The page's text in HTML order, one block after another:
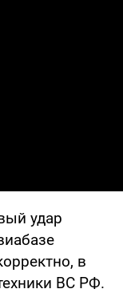
удар
в
ВС РФ.